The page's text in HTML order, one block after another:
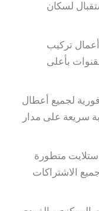
لسكان
تركيب
بأعلى
لجميع أعطال
سريعة على مدار
متطورة
الاشتراكات